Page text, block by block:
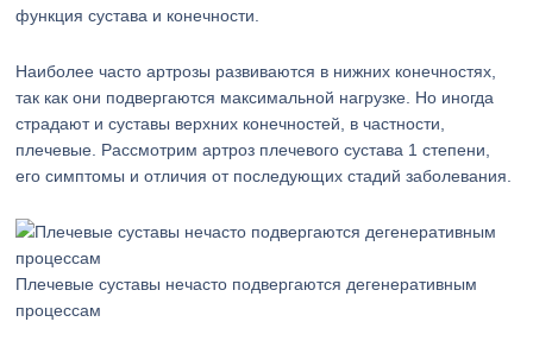
функция сустава и конечности.
Наиболее часто артрозы развиваются в нижних конечностях,
так как они подвергаются максимальной нагрузке. Но иногда
страдают и суставы верхних конечностей, в частности,
плечевые. Рассмотрим артроз плечевого сустава 1 степени,
его симптомы и отличия от последующих стадий заболевания.
Плечевые суставы нечасто подвергаются дегенеративным
процессам